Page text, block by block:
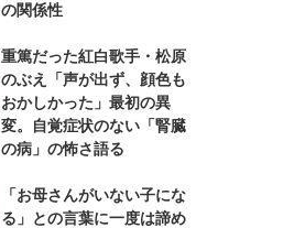
の関係性
重篤だった紅白歌手・松原
のぶえ「声が出ず、顔色も
おかしかった」最初の異
変。自覚症状のない「腎臓
の病」の怖さ語る
「お母さんがいない子にな
る」との言葉に一度は諦め